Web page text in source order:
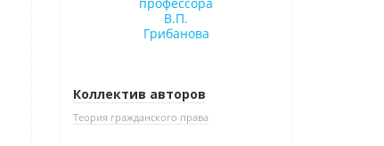
Коллектив авторов
Теория гражданского права